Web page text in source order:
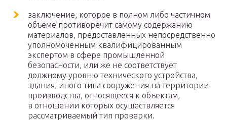
заключение, которое в полном либо частичном
объеме противоречит самому содержанию
материалов, предоставленных непосредственно
уполномоченным квалифицированным
экспертом в сфере промышленной
безопасности, или же не соответствует
должному уровню технического устройства,
здания, иного типа сооружения на территории
производства, относящееся к объектам,
в отношении которых осуществляется
рассматриваемый тип проверки.